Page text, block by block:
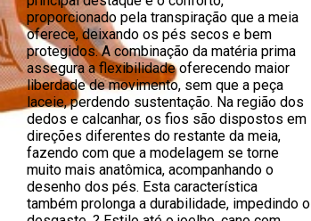
proporcionado pela transpiração que a meia
oferece, deixando os pés secos e bem
protegidos. A combinação da matéria prima
assegura a flexibilidade oferecendo maior
liberdade de movimento, sem que a peça
laceie, perdendo sustentação. Na região dos
dedos e calcanhar, os fios são dispostos em
direções diferentes do restante da meia,
fazendo com que a modelagem se torne
muito mais anatômica, acompanhando o
desenho dos pés. Esta característica
também prolonga a durabilidade, impedindo o